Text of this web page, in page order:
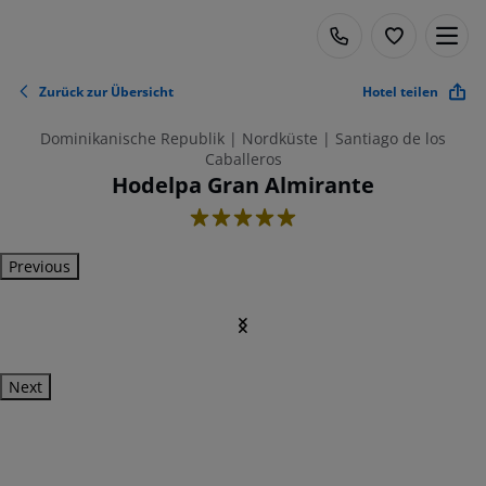
Zurück zur Übersicht Hotel teilen
Dominikanische Republik | Nordküste | Santiago de los
Caballeros
Hodelpa Gran Almirante
5
Previous
Next